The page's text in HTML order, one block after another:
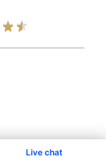
Live chat